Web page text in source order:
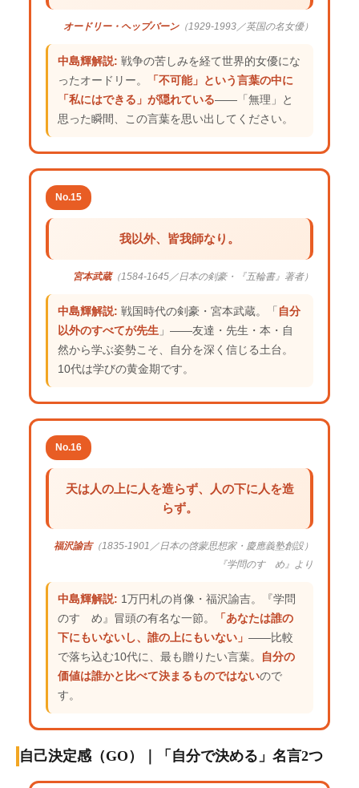
オードリー・ヘップバーン（1929-1993／英国の名女優）
中島輝解説: 戦争の苦しみを経て世界的女優にな
ったオードリー。
「不可能」という言葉の中に
「私にはできる」が隠れている——「無理」と
思った瞬間、この言葉を思い出してください。
No.15
我以外、皆我師なり。
宮本武蔵（1584-1645／日本の剣豪・『五輪書』著者）
中島輝解説: 戦国時代の剣豪・宮本武蔵。「 自分
以外のすべてが先生 」——友達・先生・本・自
然から学ぶ姿勢こそ、自分を深く信じる土台。
10代は学びの黄金期です。
No.16
天は人の上に人を造らず、人の下に人を造
らず。
福沢諭吉（1835-1901／日本の啓蒙思想家・慶應義塾創設）
『学問のすゝめ』より
中島輝解説: 1万円札の肖像・福沢諭吉。『学問
のすゝめ』冒頭の有名な一節。
「あなたは誰の
下にもいないし、誰の上にもいない」 ——比較
で落ち込む10代に、最も贈りたい言葉。
自分の
価値は誰かと比べて決まるものではないので
す。
自己決定感（GO）｜「自分で決める」名言2つ